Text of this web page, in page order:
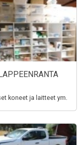
koneet ja laitteet ym.